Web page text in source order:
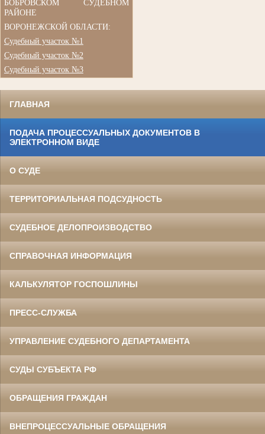
БОБРОВСКОМ СУДЕБНОМ
РАЙОНЕ
ВОРОНЕЖСКОЙ ОБЛАСТИ:
Судебный участок №1
Судебный участок №2
Судебный участок №3
ГЛАВНАЯ
ПОДАЧА ПРОЦЕССУАЛЬНЫХ ДОКУМЕНТОВ В
ЭЛЕКТРОННОМ ВИДЕ
О СУДЕ
ТЕРРИТОРИАЛЬНАЯ ПОДСУДНОСТЬ
СУДЕБНОЕ ДЕЛОПРОИЗВОДСТВО
СПРАВОЧНАЯ ИНФОРМАЦИЯ
КАЛЬКУЛЯТОР ГОСПОШЛИНЫ
ПРЕСС-СЛУЖБА
УПРАВЛЕНИЕ СУДЕБНОГО ДЕПАРТАМЕНТА
СУДЫ СУБЪЕКТА РФ
ОБРАЩЕНИЯ ГРАЖДАН
ВНЕПРОЦЕССУАЛЬНЫЕ ОБРАЩЕНИЯ